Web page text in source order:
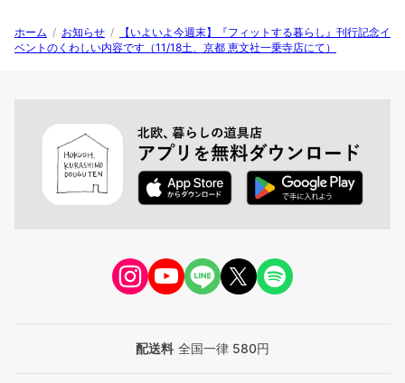
ホーム / お知らせ /
【いよいよ今週末】『フィットする暮らし』刊行記念イ
ベントのくわしい内容です（11/18土、京都 恵文社一乗寺店にて）
配送料 全国一律 580円